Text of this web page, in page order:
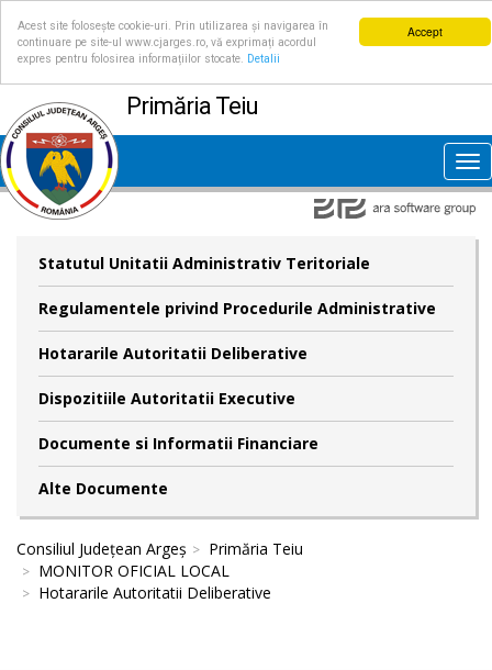
Accept
Acest site folosește cookie-uri. Prin utilizarea și navigarea în
continuare pe site-ul www.cjarges.ro, vă exprimați acordul
expres pentru folosirea informațiilor stocate.
Detalii
Primăria Teiu
Statutul Unitatii Administrativ Teritoriale
Regulamentele privind Procedurile Administrative
Hotararile Autoritatii Deliberative
Dispozitiile Autoritatii Executive
Documente si Informatii Financiare
Alte Documente
Consiliul Județean Argeș
Primăria Teiu
MONITOR OFICIAL LOCAL
Hotararile Autoritatii Deliberative